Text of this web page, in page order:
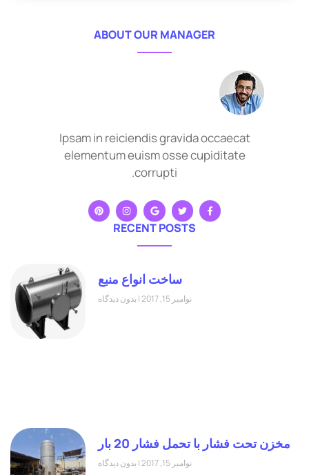
ABOUT OUR MANAGER
Ipsam in reiciendis gravida occaecat
elementum euism osse cupiditate
corrupti.
RECENT POSTS
ساخت انواع منبع
نوامبر 15, 2017 بدون دیدگاه
مخزن تحت فشار با تحمل فشار 20 بار
نوامبر 15, 2017 بدون دیدگاه